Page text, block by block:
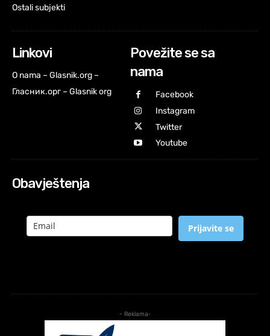
Ostali subjekti
Linkovi
O nama – Glasnik.org –
Гласник.орг – Glasnik org
Povežite se sa
nama
Facebook
Instagram
Twitter
Youtube
Obavještenja
Prijavite se
- Reklama-